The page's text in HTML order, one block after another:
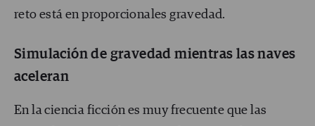
reto está en proporcionales gravedad.
Simulación de gravedad mientras las naves
aceleran
En la ciencia ficción es muy frecuente que las